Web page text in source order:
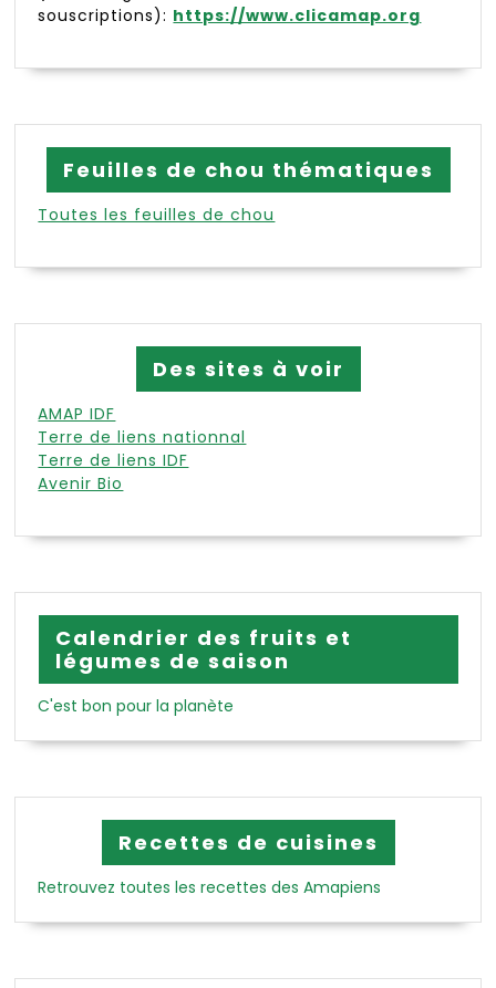
souscriptions): https://www.clicamap.org
Feuilles de chou thématiques
Toutes les feuilles de chou
Des sites à voir
AMAP IDF
Terre de liens nationnal
Terre de liens IDF
Avenir Bio
Calendrier des fruits et
légumes de saison
C'est bon pour la planète
Recettes de cuisines
Retrouvez toutes les recettes des Amapiens